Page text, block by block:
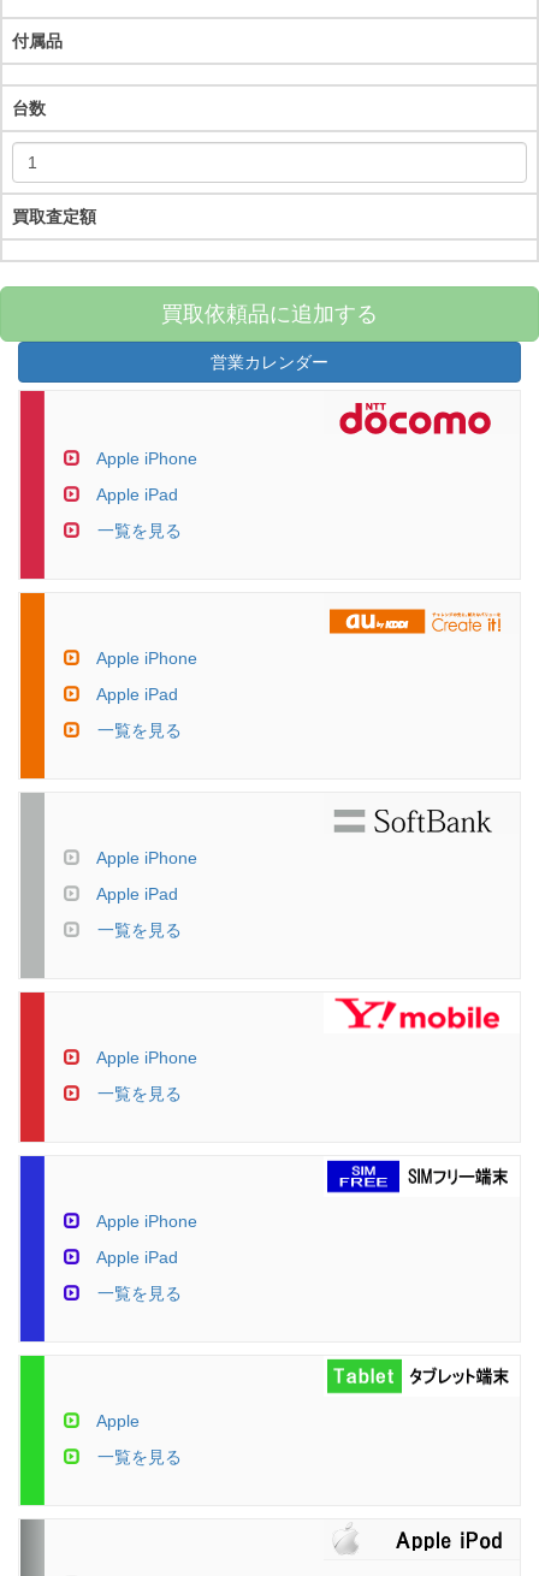
付属品
台数
買取査定額
買取依頼品に追加する
営業カレンダー
Apple iPhone
Apple iPad
一覧を見る
Apple iPhone
Apple iPad
一覧を見る
Apple iPhone
Apple iPad
一覧を見る
Apple iPhone
一覧を見る
Apple iPhone
Apple iPad
一覧を見る
Apple
一覧を見る